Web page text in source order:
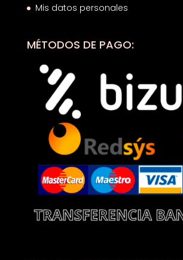
Mis datos personales
MÉTODOS DE PAGO: